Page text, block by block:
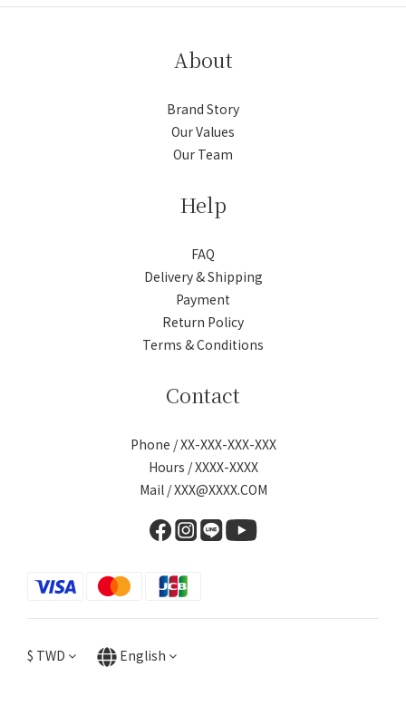
About
Brand Story
Our Values
Our Team
Help
FAQ
Delivery & Shipping
Payment
Return Policy
Terms & Conditions
Contact
Phone / XX-XXX-XXX-XXX
Hours / XXXX-XXXX
Mail / XXX@XXXX.COM
$ TWD English